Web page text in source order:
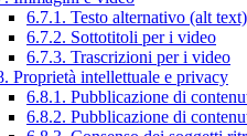
6.7.1. Testo alternativo (alt
6.7.2. Sottotitoli per i video
6.7.3. Trascrizioni per i video
Proprietà intellettuale e privacy
6.8.1. Pubblicazione di
6.8.2. Pubblicazione di